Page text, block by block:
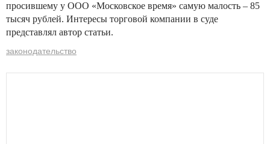
просившему у ООО «Московское время» самую малость – 85
тысяч рублей. Интересы торговой компании в суде
представлял автор статьи.
законодательство